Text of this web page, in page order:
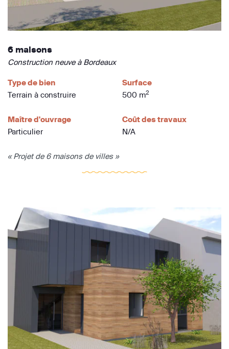
6 maisons
Construction neuve à Bordeaux
Type de bien
Terrain à construire
Surface
500 m2
Maître d'ouvrage
Particulier
Coût des travaux
N/A
« Projet de 6 maisons de villes »